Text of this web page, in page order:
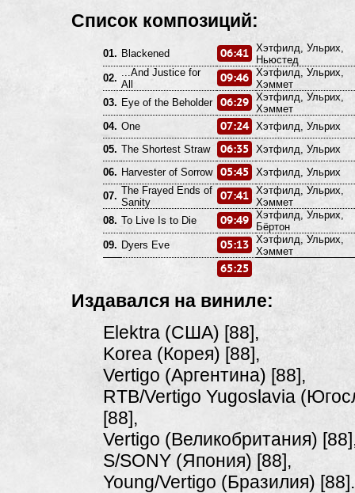
Список композиций:
01. Blackened 06:41 Хэтфилд, Ульрих,
Ньюстед
02. ...And Justice for
All
09:46 Хэтфилд, Ульрих,
Хэммет
03. Eye of the Beholder 06:29 Хэтфилд, Ульрих,
Хэммет
04. One 07:24 Хэтфилд, Ульрих
05. The Shortest Straw 06:35 Хэтфилд, Ульрих
06. Harvester of Sorrow 05:45 Хэтфилд, Ульрих
07. The Frayed Ends of
Sanity
07:41 Хэтфилд, Ульрих,
Хэммет
08. To Live Is to Die 09:49 Хэтфилд, Ульрих,
Бёртон
09. Dyers Eve 05:13 Хэтфилд, Ульрих,
Хэммет
65:25
Издавался на виниле:
Elektra (США) [88],
Korea (Корея) [88],
Vertigo (Аргентина) [88],
RTB/Vertigo Yugoslavia
[88],
Vertigo (Великобритания)
S/SONY (Япония) [88],
Young/Vertigo (Бразилия) [88].